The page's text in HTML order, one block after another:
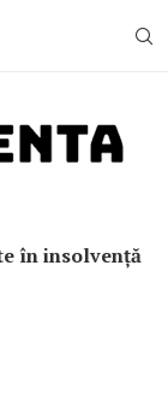
în insolvență